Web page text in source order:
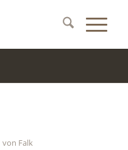
von Falk